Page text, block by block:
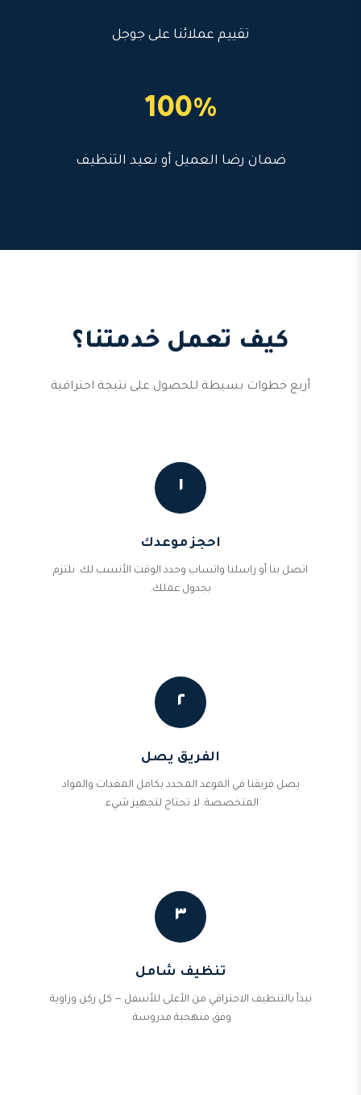
تقييم عملائنا على جوجل
100%
ضمان رضا العميل أو نعيد التنظيف
كيف تعمل خدمتنا؟
أربع خطوات بسيطة للحصول على نتيجة احترافية
١
احجز موعدك
اتصل بنا أو راسلنا واتساب وحدد الوقت الأنسب لك. نلتزم
بجدول عملك.
٢
الفريق يصل
يصل فريقنا في الموعد المحدد بكامل المعدات والمواد
المتخصصة. لا تحتاج لتجهيز شيء.
٣
تنظيف شامل
نبدأ بالتنظيف الاحترافي من الأعلى للأسفل — كل ركن وزاوية
وفق منهجية مدروسة.